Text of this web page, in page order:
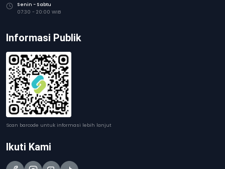
Senin - Sabtu
07:30 - 20:00 WIB
Informasi Publik
Scan barcode untuk informasi lebih lanjut
Ikuti Kami